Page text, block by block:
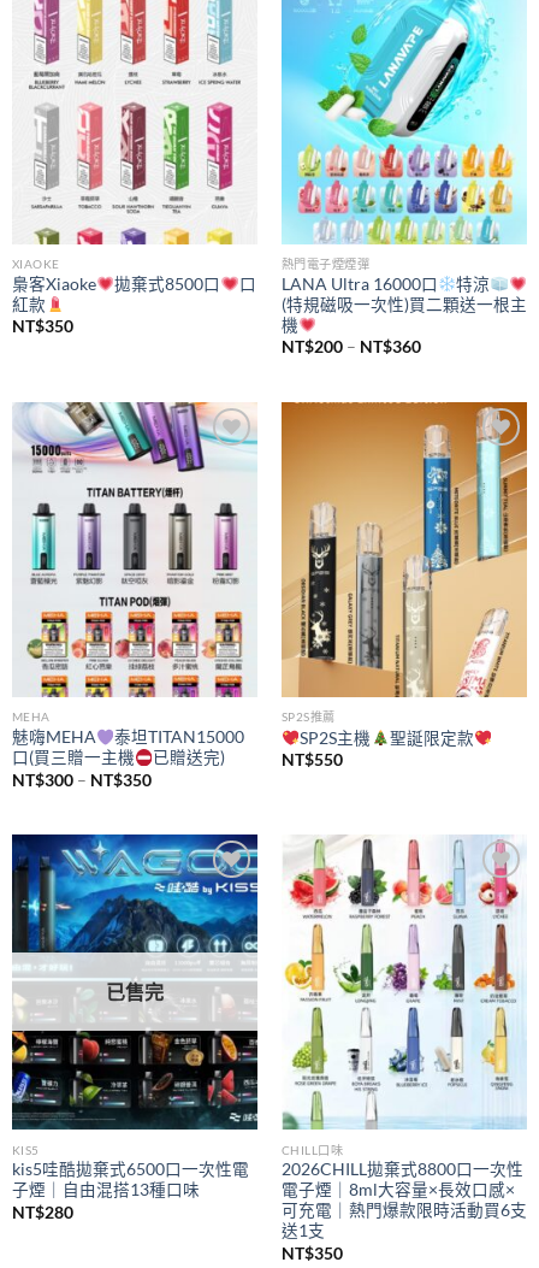
Add to
wishlist
XIAOKE
梟客Xiaoke 拋棄式8500口
口
紅款
NT$350
Add to
wishlist
熱門電子煙煙彈
LANA Ultra 16000口
特涼
(特規磁吸一次性)買二顆送一根主
機
NT$200 – NT$360價
NT$200
到
NT$360
Add to
MEHA
魅嗨MEHA
泰坦TITAN15000
口(買三贈一主機
已贈送完)
NT$300 – NT$350價
NT$300
到
NT$350
Add to
wishlist
SP2S推薦
SP2S主機
聖誕限定款
NT$550
Add to
wishlist
已售完
KIS5
kis5哇酷拋棄式6500口一次性電
子煙｜自由混搭13種口味
NT$280
Add to
wishlist
CHILL口味
2026CHILL拋棄式8800口一次性
電子煙｜8ml大容量×長效口感×
可充電｜熱門爆款限時活動買6支
送1支
NT$350